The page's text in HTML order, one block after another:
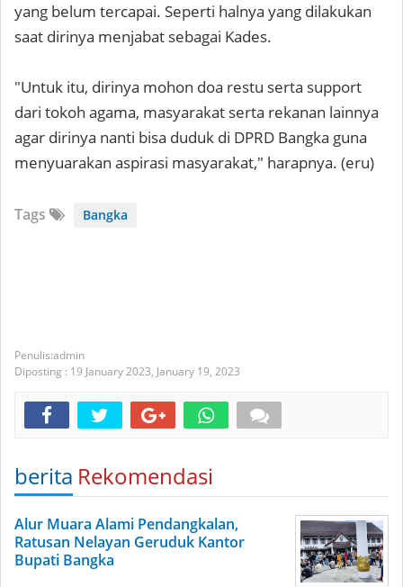
yang belum tercapai. Seperti halnya yang dilakukan
saat dirinya menjabat sebagai Kades.
"Untuk itu, dirinya mohon doa restu serta support
dari tokoh agama, masyarakat serta rekanan lainnya
agar dirinya nanti bisa duduk di DPRD Bangka guna
menyuarakan aspirasi masyarakat," harapnya. (eru)
Tags Bangka
admin
Diposting : 19 January 2023, January 19, 2023
berita Rekomendasi
Alur Muara Alami Pendangkalan,
Ratusan Nelayan Geruduk Kantor
Bupati Bangka